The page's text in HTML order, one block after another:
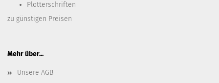
Plotterschriften
zu günstigen Preisen
Mehr über...
Unsere AGB